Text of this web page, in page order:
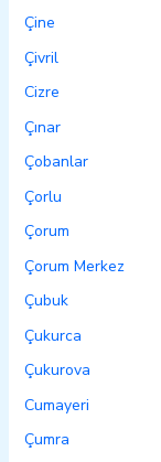
Çine
Çivril
Cizre
Çınar
Çobanlar
Çorlu
Çorum
Çorum Merkez
Çubuk
Çukurca
Çukurova
Cumayeri
Çumra